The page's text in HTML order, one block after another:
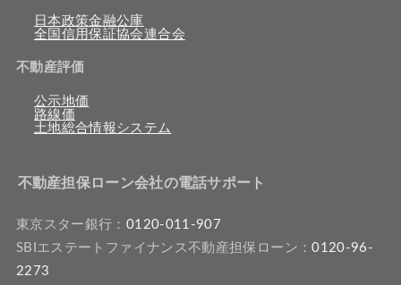
日本政策金融公庫
全国信用保証協会連合会
不動産評価
公示地価
路線価
土地総合情報システム
不動産担保ローン会社の電話サポート
東京スター銀行： 0120-011-907
SBIエステートファイナンス不動産担保ローン：0120-96-
2273